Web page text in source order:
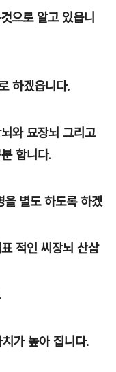
으로 알고 있읍니
하겠읍니다.
와 묘장뇌 그리고
합니다.
별도 하도록 하겠
적인 씨장뇌 산삼
가 높아 집니다.